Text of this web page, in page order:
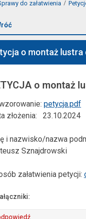
do załatwienia
o montaż lustra
o montaż
petycja.pdf
złożenia: 23.10.2024
i nazwisko/nazwa
Sznajdrowski
załatwienia petycji: